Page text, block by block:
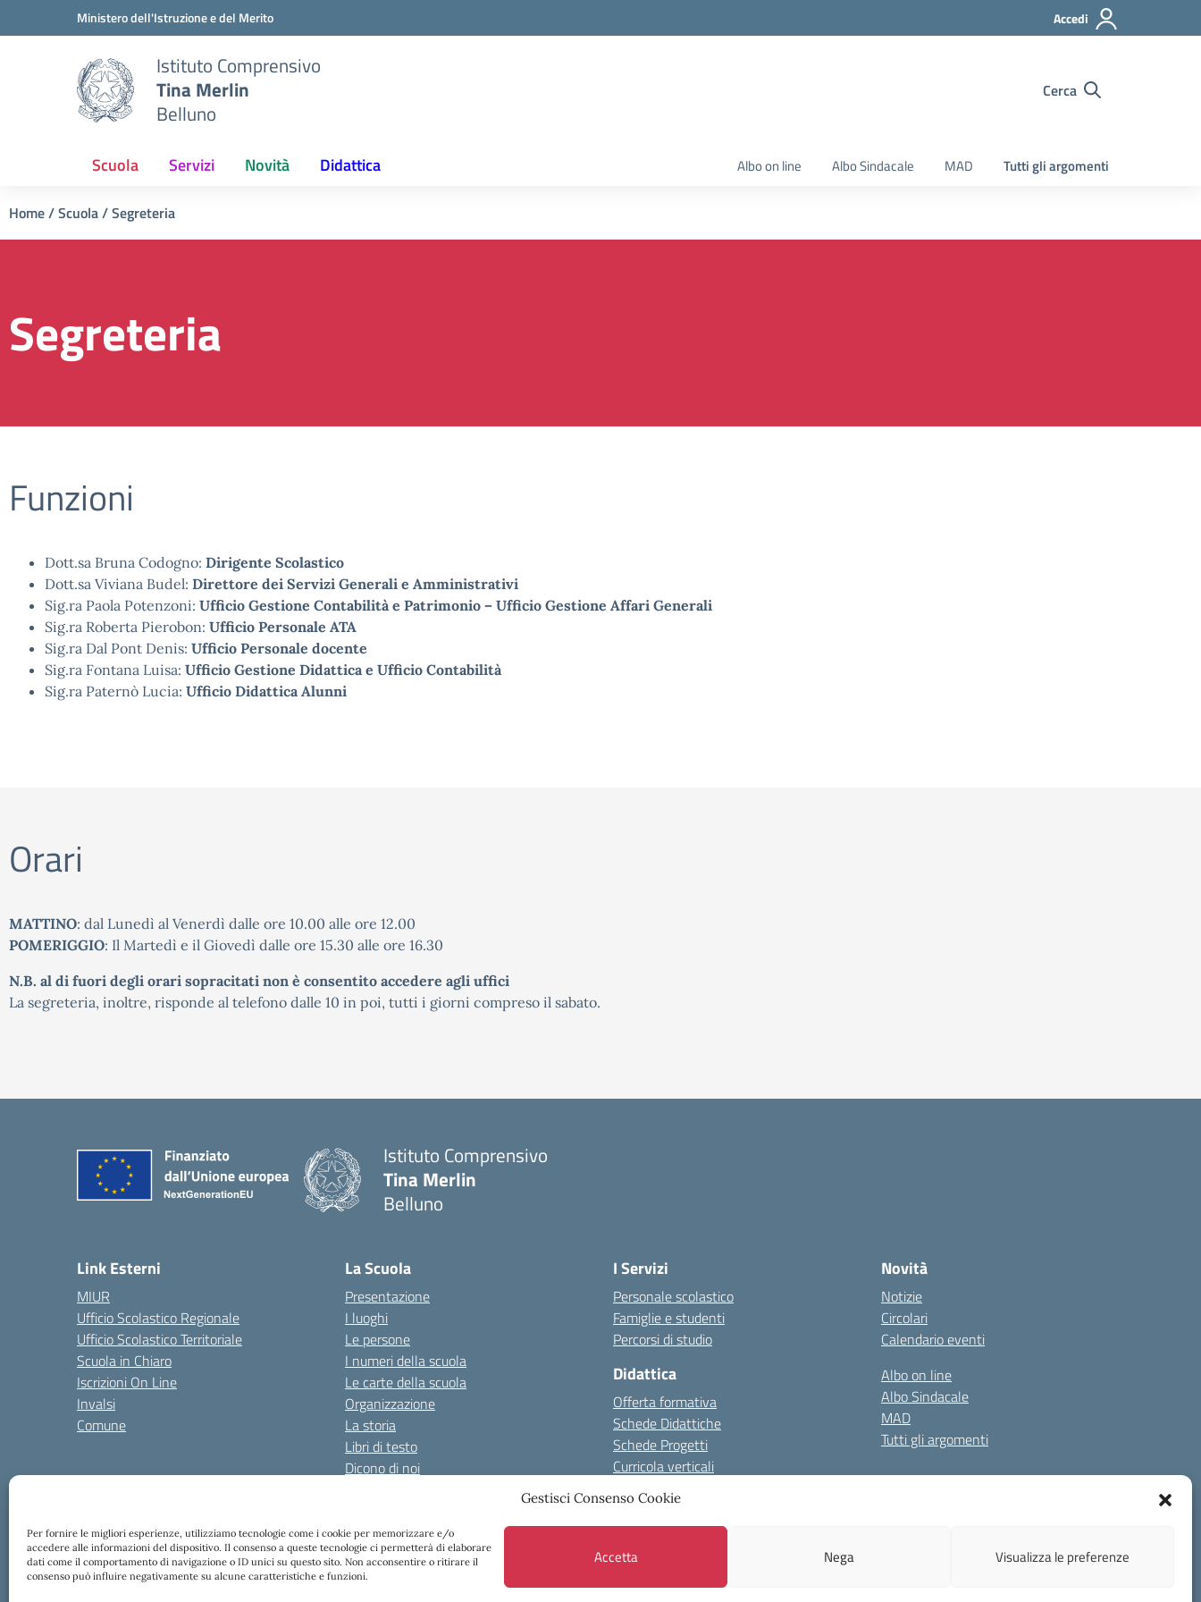
Gestisci Consenso Cookie
Per fornire le migliori esperienze, utilizziamo tecnologie come i cookie per memorizzare e/o
accedere alle informazioni del dispositivo. Il consenso a queste tecnologie ci permetterà di elaborare
dati come il comportamento di navigazione o ID unici su questo sito. Non acconsentire o ritirare il
consenso può influire negativamente su alcune caratteristiche e funzioni.
Accetta Nega Visualizza le preferenze
Vai ai contenuti
Vai al menu di navigazioneMinistero dell'Istruzione e del Merito Accedi
Istituto Comprensivo
Tina Merlin
Belluno
Cerca
Scuola Servizi Novità Didattica Albo on line Albo Sindacale MAD Tutti gli argomenti
Home/Scuola/Segreteria
Segreteria
Funzioni
Dott.sa Bruna Codogno: Dirigente Scolastico
Dott.sa Viviana Budel: Direttore dei Servizi Generali e Amministrativi
Sig.ra Paola Potenzoni: Ufficio Gestione Contabilità e Patrimonio – Ufficio Gestione Affari Generali
Sig.ra Roberta Pierobon: Ufficio Personale ATA
Sig.ra Dal Pont Denis: Ufficio Personale docente
Sig.ra Fontana Luisa: Ufficio Gestione Didattica e Ufficio Contabilità
Sig.ra Paternò Lucia: Ufficio Didattica Alunni
Orari
MATTINO: dal Lunedì al Venerdì dalle ore 10.00 alle ore 12.00
POMERIGGIO: Il Martedì e il Giovedì dalle ore 15.30 alle ore 16.30
N.B. al di fuori degli orari sopracitati non è consentito accedere agli uffici
La segreteria, inoltre, risponde al telefono dalle 10 in poi, tutti i giorni compreso il sabato.
Istituto Comprensivo
Tina Merlin
Belluno
Link Esterni
MIUR
Ufficio Scolastico Regionale
Ufficio Scolastico Territoriale
Scuola in Chiaro
Iscrizioni On Line
Invalsi
Comune
La Scuola
Presentazione
I luoghi
Le persone
I numeri della scuola
Le carte della scuola
Organizzazione
La storia
Libri di testo
Dicono di noi
I Servizi
Personale scolastico
Famiglie e studenti
Percorsi di studio
Didattica
Offerta formativa
Schede Didattiche
Schede Progetti
Curricola verticali
Novità
Notizie
Circolari
Calendario eventi
Albo on line
Albo Sindacale
MAD
Tutti gli argomenti
Amministrazione TrasparenteAmm. Trasparente fino al 08/01/2024